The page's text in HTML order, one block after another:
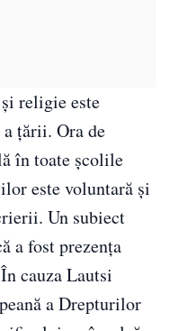
religie este
țării. Ora de
în toate școlile
este voluntară și
Un subiect
a fost prezența
cauza Lautsi
a Drepturilor